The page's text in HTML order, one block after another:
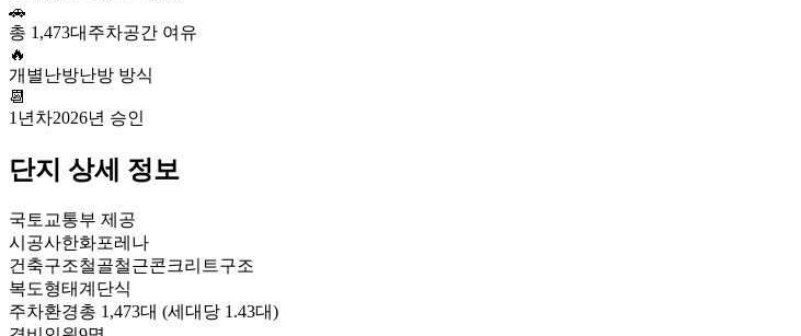
🚗
총 1,473대 주차공간 여유
🔥
개별난방난방 방식
📆
1년차2026년 승인
단지 상세 정보
국토교통부 제공
시공사한화포레나
건축구조철골철근콘크리트구조
복도형태계단식
주차환경총 1,473대 (세대당 1.43대)